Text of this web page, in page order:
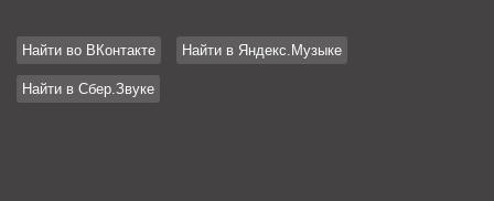
Найти во ВКонтакте Найти в Яндекс.Музыке
Найти в Сбер.Звуке